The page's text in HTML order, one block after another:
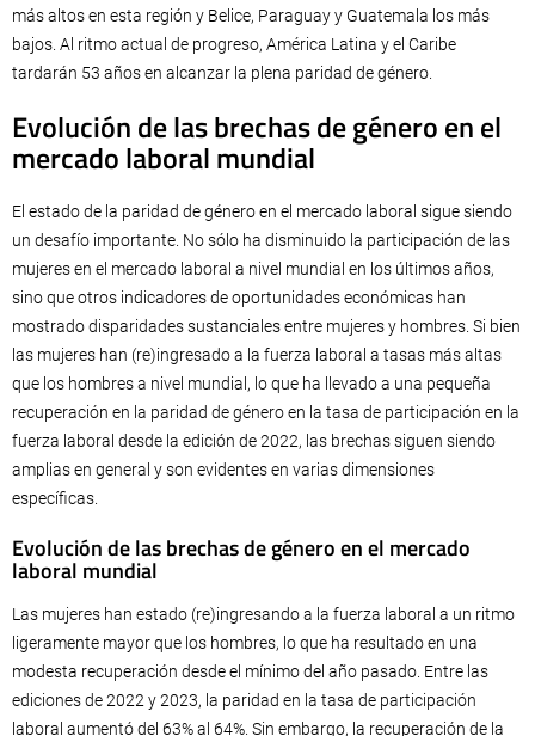
más altos en esta región y Belice, Paraguay y Guatemala los más
bajos. Al ritmo actual de progreso, América Latina y el Caribe
tardarán 53 años en alcanzar la plena paridad de género.
Evolución de las brechas de género en el
mercado laboral mundial
El estado de la paridad de género en el mercado laboral sigue siendo
un desafío importante. No sólo ha disminuido la participación de las
mujeres en el mercado laboral a nivel mundial en los últimos años,
sino que otros indicadores de oportunidades económicas han
mostrado disparidades sustanciales entre mujeres y hombres. Si bien
las mujeres han (re)ingresado a la fuerza laboral a tasas más altas
que los hombres a nivel mundial, lo que ha llevado a una pequeña
recuperación en la paridad de género en la tasa de participación en la
fuerza laboral desde la edición de 2022, las brechas siguen siendo
amplias en general y son evidentes en varias dimensiones
específicas.
Evolución de las brechas de género en el mercado
laboral mundial
Las mujeres han estado (re)ingresando a la fuerza laboral a un ritmo
ligeramente mayor que los hombres, lo que ha resultado en una
modesta recuperación desde el mínimo del año pasado. Entre las
ediciones de 2022 y 2023, la paridad en la tasa de participación
laboral aumentó del 63% al 64%. Sin embargo, la recuperación de la